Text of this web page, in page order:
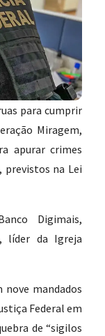
para cumprir
Miragem,
apurar crimes
previstos na Lei
Digimais,
líder da Igreja
nove mandados
Federal em
de “sigilos